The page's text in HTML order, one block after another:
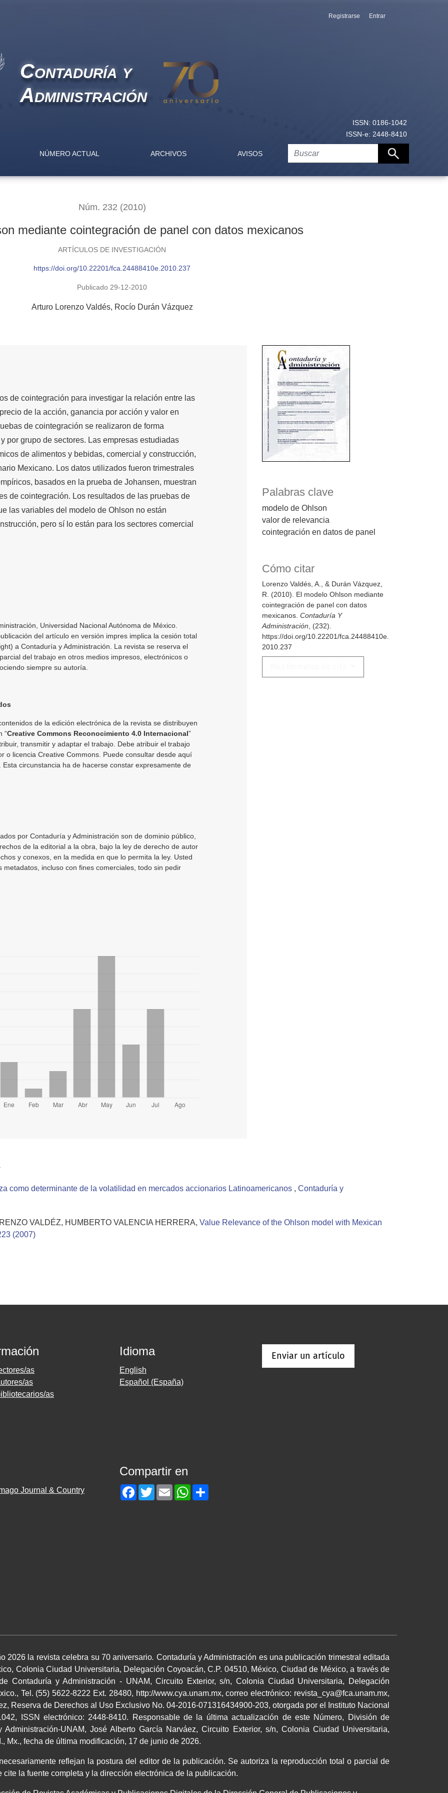
ISSN: 0186-1042
ISSN-e: 2448-8410
con datos mexicanos
Contaduría y
Administración
NÚMERO ACTUAL ARCHIVOS AVISOS
Registrarse Entrar
Núm. 232 (2010)
mediante cointegración de panel con datos mexicanos
ARTÍCULOS DE INVESTIGACIÓN
https://doi.org/10.22201/fca.24488410e.2010.237
Publicado 29-12-2010
Arturo Lorenzo Valdés Rocío Durán Vázquez
Palabras clave
modelo de Ohlson
valor de relevancia
cointegración en datos de panel
Cómo citar
Lorenzo Valdés, A., & Durán Vázquez,
R. (2010). El modelo Ohlson mediante
cointegración de panel con datos
mexicanos. Contaduría Y
Administración , (232).
https://doi.org/10.22201/fca.24488410e.
2010.237
de cointegración para investigar la relación entre las
de la acción, ganancia por acción y valor en
de cointegración se realizaron de forma
por grupo de sectores. Las empresas estudiadas
de alimentos y bebidas, comercial y construcción,
Mexicano. Los datos utilizados fueron trimestrales
basados en la prueba de Johansen, muestran
de cointegración. Los resultados de las pruebas de
las variables del modelo de Ohlson no están
pero sí lo están para los sectores comercial
Universidad Nacional Autónoma de México.
del artículo en versión impres implica la cesión total
a Contaduría y Administración. La revista se reserva el
del trabajo en otros medios impresos, electrónicos o
siempre su autoría.
de la edición electrónica de la revista se distribuyen
“Creative Commons Reconocimiento 4.0 Internacional”
transmitir y adaptar el trabajo. Debe atribuir el trabajo
o licencia Creative Commons. Puede consultar desde aquí
Esta circunstancia ha de hacerse constar expresamente de
por Contaduría y Administración son de dominio público,
de la editorial a la obra, bajo la ley de derecho de autor
y conexos, en la medida en que lo permita la ley. Usted
metadatos, incluso con fines comerciales, todo sin pedir
como determinante de la volatilidad en mercados accionarios Latinoamericanos , Contaduría y
VALDÉZ, HUMBERTO VALENCIA HERRERA, Value Relevance of the Ohlson model with Mexican
(2007)
as
as
as
Idioma
English
Español (España)
Enviar un artículo
Compartir en
Facebook
TwitterEmailWhatsApp
2026 la revista celebra su 70 aniversario. Contaduría y Administración es una publicación trimestral editada
Colonia Ciudad Universitaria, Delegación Coyoacán, C.P. 04510, México, Ciudad de México, a través de
Contaduría y Administración - UNAM, Circuito Exterior, s/n, Colonia Ciudad Universitaria, Delegación
Tel. (55) 5622-8222 Ext. 28480, http://www.cya.unam.mx, correo electrónico: revista_cya@fca.unam.mx,
Reserva de Derechos al Uso Exclusivo No. 04-2016-071316434900-203, otorgada por el Instituto Nacional
ISSN electrónico: 2448-8410. Responsable de la última actualización de este Número, División de
UNAM, José Alberto García Narváez, Circuito Exterior, s/n, Colonia Ciudad Universitaria,
Mx., fecha de última modificación, 17 de junio de 2026.
reflejan la postura del editor de la publicación. Se autoriza la reproducción total o parcial de
cite la fuente completa y la dirección electrónica de la publicación.